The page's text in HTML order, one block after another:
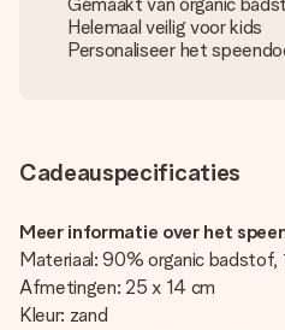
Helemaal veilig voor kids
Personaliseer het
Cadeauspecificaties
Meer informatie over het
Materiaal: 90% organic
Afmetingen: 25 x 14 cm
Kleur: zand